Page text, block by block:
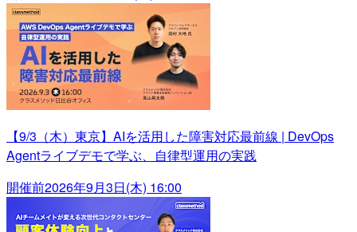
【9/3（木）東京】AIを活用した障害対応最前線 | DevOps
Agentライブデモで学ぶ、自律型運用の実践
開催前2026年9月3日(木) 16:00